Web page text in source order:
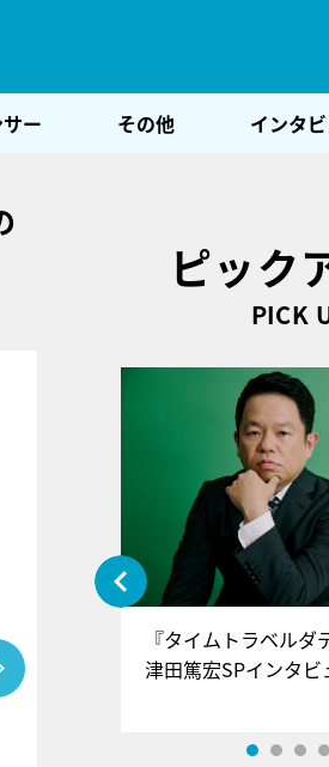
ー その他 インタ
ピック
PICK
＝LOV
インタ
『タイムトラベルダ
津田篤宏SPイ